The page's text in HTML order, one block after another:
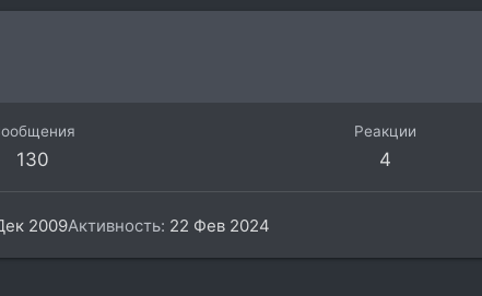
130
Реакции
4
2009Активность 22 Фев 2024